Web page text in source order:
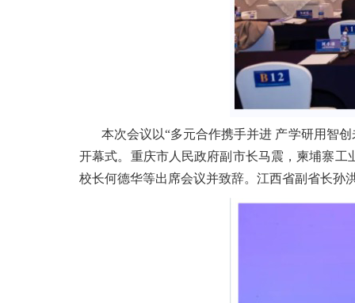
本次会议以“多元合作携手并进 产学研用智
开幕式。重庆市人民政府副市长马震，柬埔寨
校长何德华等出席会议并致辞。江西省副省长孙